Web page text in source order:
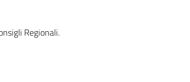
Regionali.